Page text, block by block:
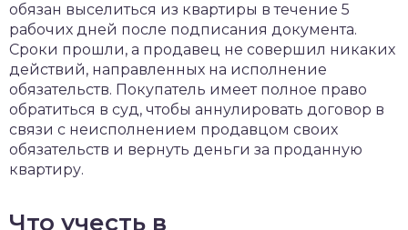
обязан выселиться из квартиры в течение 5
рабочих дней после подписания документа.
Сроки прошли, а продавец не совершил никаких
действий, направленных на исполнение
обязательств. Покупатель имеет полное право
обратиться в суд, чтобы аннулировать договор в
связи с неисполнением продавцом своих
обязательств и вернуть деньги за проданную
квартиру.
Что учесть в